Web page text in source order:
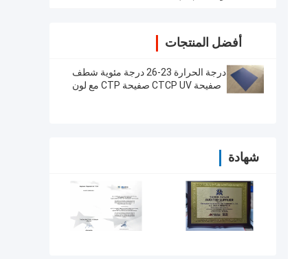
أفضل المنتجات
درجة الحرارة 23-26 درجة مئوية شطف
صفيحة CTCP UV صفيحة CTP مع لون
شهادة